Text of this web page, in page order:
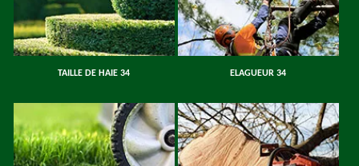
TAILLE DE HAIE 34 ELAGUEUR 34